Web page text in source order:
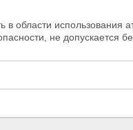
в области использования
не допускается